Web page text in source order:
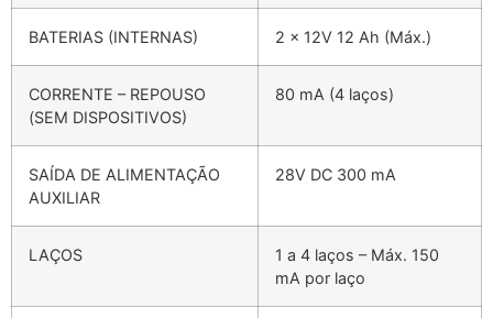
BATERIAS (INTERNAS) 2 x 12V 12 Ah (Máx.)
CORRENTE – REPOUSO
(SEM DISPOSITIVOS)
80 mA (4 laços)
SAÍDA DE ALIMENTAÇÃO
AUXILIAR
28V DC 300 mA
LAÇOS
1 a 4 laços – Máx. 150
mA por laço